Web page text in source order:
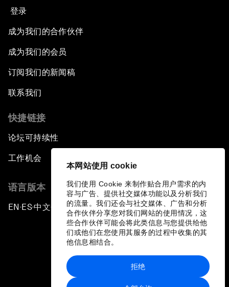
本网站使用 cookie
我们使用 Cookie 来制作贴合用户需求的内
容与广告、提供社交媒体功能以及分析我们
的流量。我们还会与社交媒体、广告和分析
合作伙伴分享您对我们网站的使用情况，这
些合作伙伴可能会将此类信息与您提供给他
们或他们在您使用其服务的过程中收集的其
他信息相结合。
拒绝
登录
成为我们的合作伙伴
成为我们的会员
订阅我们的新闻稿
联系我们
快捷链接
论坛可持续性
工作机会
语言版本
EN ▪ES▪中文▪ 日本語